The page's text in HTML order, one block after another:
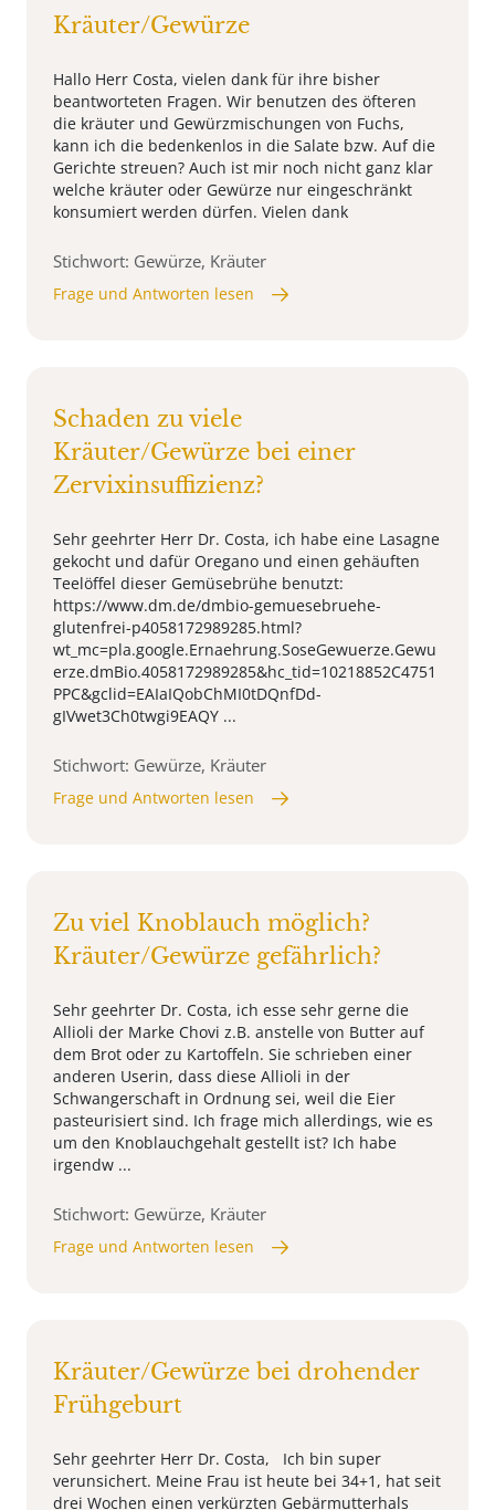
Kräuter/Gewürze
Hallo Herr Costa, vielen dank für ihre bisher
beantworteten Fragen. Wir benutzen des öfteren
die kräuter und Gewürzmischungen von Fuchs,
kann ich die bedenkenlos in die Salate bzw. Auf die
Gerichte streuen? Auch ist mir noch nicht ganz klar
welche kräuter oder Gewürze nur eingeschränkt
konsumiert werden dürfen. Vielen dank
Stichwort: Gewürze, Kräuter
Frage und Antworten lesen
Schaden zu viele
Kräuter/Gewürze bei einer
Zervixinsuffizienz?
Sehr geehrter Herr Dr. Costa, ich habe eine Lasagne
gekocht und dafür Oregano und einen gehäuften
Teelöffel dieser Gemüsebrühe benutzt:
https://www.dm.de/dmbio-gemuesebruehe-
glutenfrei-p4058172989285.html?
wt_mc=pla.google.Ernaehrung.SoseGewuerze.Gewu
erze.dmBio.4058172989285&hc_tid=10218852C4751
PPC&gclid=EAIaIQobChMI0tDQnfDd-
gIVwet3Ch0twgi9EAQY ...
Stichwort: Gewürze, Kräuter
Frage und Antworten lesen
Zu viel Knoblauch möglich?
Kräuter/Gewürze gefährlich?
Sehr geehrter Dr. Costa, ich esse sehr gerne die
Allioli der Marke Chovi z.B. anstelle von Butter auf
dem Brot oder zu Kartoffeln. Sie schrieben einer
anderen Userin, dass diese Allioli in der
Schwangerschaft in Ordnung sei, weil die Eier
pasteurisiert sind. Ich frage mich allerdings, wie es
um den Knoblauchgehalt gestellt ist? Ich habe
irgendw ...
Stichwort: Gewürze, Kräuter
Frage und Antworten lesen
Kräuter/Gewürze bei drohender
Frühgeburt
Sehr geehrter Herr Dr. Costa, Ich bin super
verunsichert. Meine Frau ist heute bei 34+1, hat seit
drei Wochen einen verkürzten Gebärmutterhals